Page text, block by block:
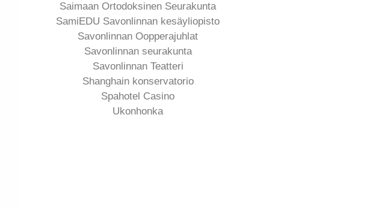
Saimaan Ortodoksinen Seurakunta
SamiEDU Savonlinnan kesäyliopisto
Savonlinnan Oopperajuhlat
Savonlinnan seurakunta
Savonlinnan Teatteri
Shanghain konservatorio
Spahotel Casino
Ukonhonka